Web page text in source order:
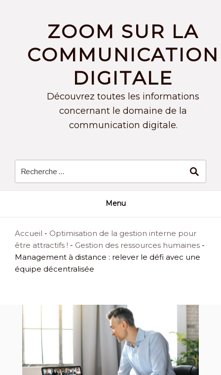
ZOOM SUR LA
COMMUNICATION
DIGITALE
Découvrez toutes les informations
concernant le domaine de la
communication digitale.
Menu
Accueil - Optimisation de la gestion interne pour
être attractifs ! - Gestion des ressources humaines -
Management à distance : relever le défi avec une
équipe décentralisée